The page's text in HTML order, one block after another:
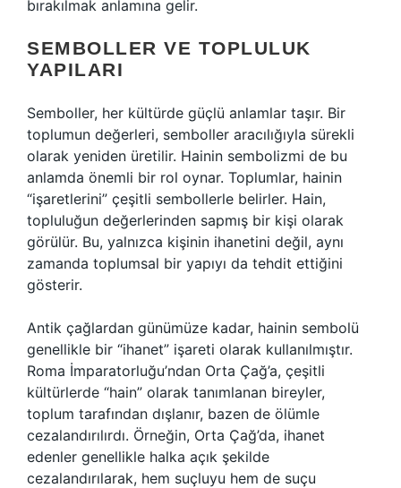
bırakılmak anlamına gelir.
SEMBOLLER VE TOPLULUK
YAPILARI
Semboller, her kültürde güçlü anlamlar taşır. Bir
toplumun değerleri, semboller aracılığıyla sürekli
olarak yeniden üretilir. Hainin sembolizmi de bu
anlamda önemli bir rol oynar. Toplumlar, hainin
“işaretlerini” çeşitli sembollerle belirler. Hain,
topluluğun değerlerinden sapmış bir kişi olarak
görülür. Bu, yalnızca kişinin ihanetini değil, aynı
zamanda toplumsal bir yapıyı da tehdit ettiğini
gösterir.
Antik çağlardan günümüze kadar, hainin sembolü
genellikle bir “ihanet” işareti olarak kullanılmıştır.
Roma İmparatorluğu’ndan Orta Çağ’a, çeşitli
kültürlerde “hain” olarak tanımlanan bireyler,
toplum tarafından dışlanır, bazen de ölümle
cezalandırılırdı. Örneğin, Orta Çağ’da, ihanet
edenler genellikle halka açık şekilde
cezalandırılarak, hem suçluyu hem de suçu